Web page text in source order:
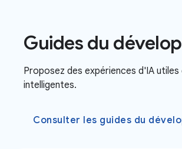
Guides du
Proposez des expériences d'IA utiles
intelligentes.
Consulter les guides du